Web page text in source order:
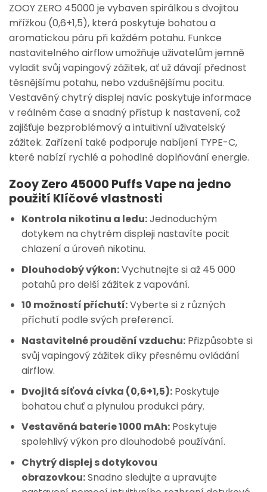
ZOOY ZERO 45000 je vybaven spirálkou s dvojitou
mřížkou (0,6+1,5), která poskytuje bohatou a
aromatickou páru při každém potahu. Funkce
nastavitelného airflow umožňuje uživatelům jemně
vyladit svůj vapingový zážitek, ať už dávají přednost
těsnějšímu potahu, nebo vzdušnějšímu pocitu.
Vestavěný chytrý displej navíc poskytuje informace
v reálném čase a snadný přístup k nastavení, což
zajišťuje bezproblémový a intuitivní uživatelský
zážitek. Zařízení také podporuje nabíjení TYPE-C,
které nabízí rychlé a pohodlné doplňování energie.
Zooy Zero 45000 Puffs Vape na jedno
použití Klíčové vlastnosti
Kontrola nikotinu a ledu:Jednoduchým
dotykem na chytrém displeji nastavíte pocit
chlazení a úroveň nikotinu.
Dlouhodobý výkon:Vychutnejte si až 45 000
potahů pro delší zážitek z vapování.
10 možností příchutí:Vyberte si z různých
příchutí podle svých preferencí.
Nastavitelné proudění vzduchu:Přizpůsobte si
svůj vapingový zážitek díky přesnému ovládání
airflow.
Dvojitá síťová cívka (0,6+1,5):Poskytuje
bohatou chuť a plynulou produkci páry.
Vestavěná baterie 1000 mAh:Poskytuje
spolehlivý výkon pro dlouhodobé používání.
Chytrý displej s dotykovou
obrazovkou:Snadno sledujte a upravujte